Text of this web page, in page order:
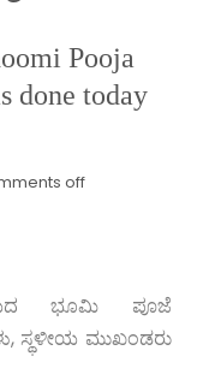
Pooja
done today
off
ಭೂಮಿ ಪೂಜೆ
ಸ್ಥಳೀಯ ಮುಖಂಡರು